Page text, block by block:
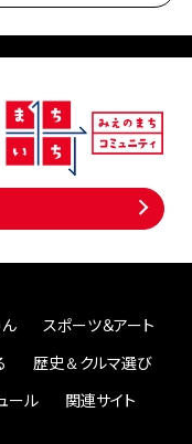
スポーツ＆アート
歴史＆クルマ選び
ール
関連サイト